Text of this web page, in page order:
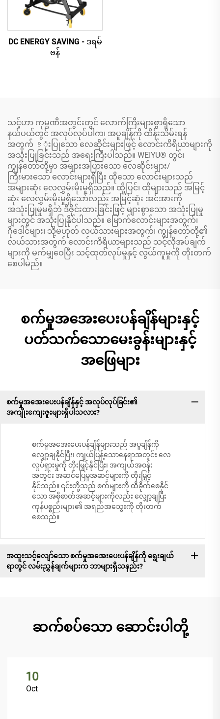
DC ENERGY SAVING - ဒရမ်
ဗန်
သင့်ဟာ ကုမ္ပဏီအတွင်းတွင် လောက်ကြီးများစွာရှိသော
နယ်ပယ်တွင် အလုပ်လုပ်ပါက၊ အပူချိန်ကို ထိန်းသိမ်းရန်
အတွက် ឧုံးပြုသော လေဆိုင်းများဖြင့် လောင်းကိရိယာများကို
အသုံးပြုခြင်းသည် အရေးကြီးပါသည်။ WEIYU® တွင်၊
ကျွန်တော်တို့မှာ အများအပြားသော လေဆိုင်းများ/
ကြီးမားသော လောင်းများရှိပြီး ထိုသော လောင်းများသည်
အများဆုံး လေလွှမ်းမိုးမှုရှိသည်။ ထို့ပြင်၊ ထိုများသည် အမြင့်
ဆုံး လေလွှမ်းမိုးမှုရှိသော်လည်း အမြင့်ဆုံး အင်အားကို
အသုံးပြုမှုမရှိဘဲ ဒီဇိုင်းထားခြင်းဖြင့် များစွာသော အသုံးပြုမှု
များတွင် အသုံးပြုနိုင်ပါသည်။ မြောက်လောင်းများအတွက်၊
ဂိုဒေါင်များ၊ သို့မဟုတ် လယ်သားများအတွက်၊ ကျွန်တော်တို့၏
လယ်သားအတွက် လောင်းကိရိယာများသည် သင့်လိုအပ်ချက်
များကို မက်မျှဝေပြီး သင့်ထုတ်လုပ်မှုနှင့် လွယ်ကူမှုကို တိုးတက်
စေပါမည်။
စက်မှုအအေးပေးပန်ချိန်များနှင့်
ပတ်သက်သောမေးခွန်းများနှင့်
အဖြေများ
စက်မှုအအေးပေးပန်ချိန်နှင့် အလုပ်လုပ်ခြင်း၏
အကျိုးကျေးဇူးများရှိပါသလား?
စက်မှုအအေးပေးပန်ချိန်များသည် အပူချိန်ကို
လျှော့ချနိုင်ပြီး၊ ကျယ်ပြန့်သောနေရာအတွင်း လေ
လှုပ်ရှားမှုကို တိုးမြှင့်နိုင်ပြီး၊ အကျယ်အဝန်း
အတွင်း အဆင်ပြေမှုအဆင့်များကို တိုးမြှင့်
နိုင်သည်။ ၎င်းတို့သည် စက်များကို ထိခိုက်စေနိုင်
သော အစိုဓာတ်အဆင့်များကိုလည်း လျှော့ချပြီး
ကုန်ပစ္စည်းများ၏ အရည်အသွေးကို တိုးတက်
စေသည်။
အထူးသင့်လျော်သော စက်မှုအအေးပေးပန်ချိန်ကို ရွေးချယ်
ရာတွင် လမ်းညွှန်ချက်များက ဘာများရှိသနည်း?
ဆက်စပ်သော ဆောင်းပါတို့
10
Oct